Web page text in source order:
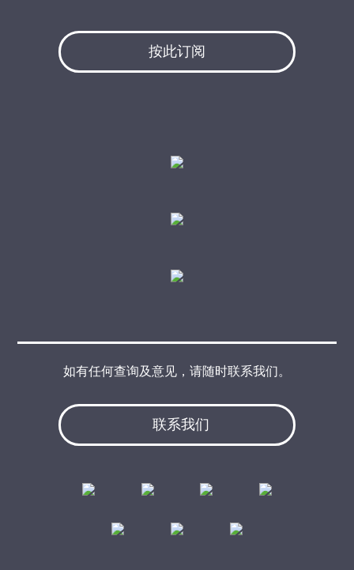
按此订阅
联系我们
如有任何查询及意见，请随时联系我们。